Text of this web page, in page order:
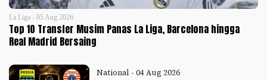
La Liga - 05 Aug 2026
Top 10 Transfer Musim Panas La Liga, Barcelona hingga
Real Madrid Bersaing
National - 04 Aug 2026